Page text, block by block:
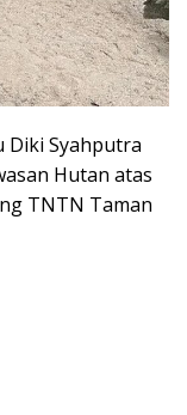
Diki Syahputra
Hutan atas
TNTN Taman